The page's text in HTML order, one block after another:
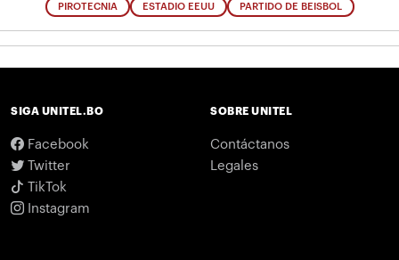
PIROTECNIA ESTADIO EEUU PARTIDO DE BEISBOL
SIGA UNITEL.BO
Facebook
Twitter
TikTok
Instagram
SOBRE UNITEL
Contáctanos
Legales